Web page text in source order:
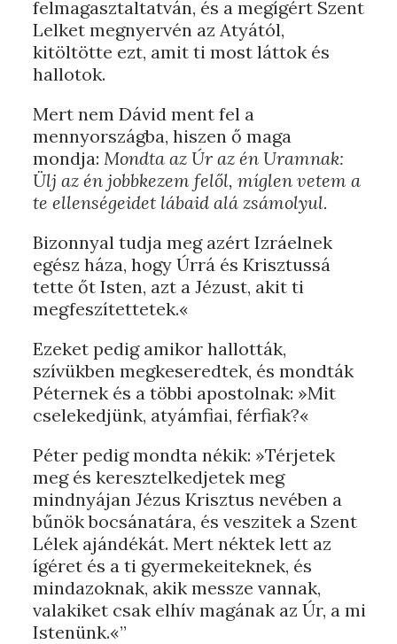
felmagasztaltatván, és a megígért Szent
Lelket megnyervén az Atyától,
kitöltötte ezt, amit ti most láttok és
hallotok.
Mert nem Dávid ment fel a
mennyországba, hiszen ő maga
mondja:Mondta az Úr az én Uramnak:
Ülj az én jobbkezem felől, míglen vetem a
te ellenségeidet lábaid alá zsámolyul.
Bizonnyal tudja meg azért Izráelnek
egész háza, hogy Úrrá és Krisztussá
tette őt Isten, azt a Jézust, akit ti
megfeszítettetek.«
Ezeket pedig amikor hallották,
szívükben megkeseredtek, és mondták
Péternek és a többi apostolnak: »Mit
cselekedjünk, atyámfiai, férfiak?«
Péter pedig mondta nékik: »Térjetek
meg és keresztelkedjetek meg
mindnyájan Jézus Krisztus nevében a
bűnök bocsánatára, és veszitek a Szent
Lélek ajándékát. Mert néktek lett az
ígéret és a ti gyermekeiteknek, és
mindazoknak, akik messze vannak,
valakiket csak elhív magának az Úr, a mi
Istenünk.«”